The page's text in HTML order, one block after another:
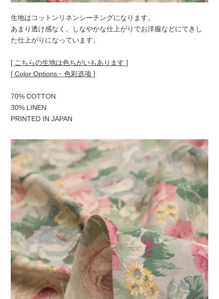
生地はコットンリネンシーチングになります。
あまり透け感なく、しなやかな仕上がりでお洋服などにてきし
た仕上がりになっています。
[ こちらの生地は色ちがいもあります ]
[ Color Options・色彩选项 ]
70% COTTON
30% LINEN
PRINTED IN JAPAN